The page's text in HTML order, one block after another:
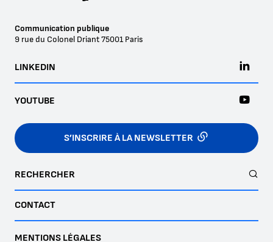
Communication publique
9 rue du Colonel Driant75001 Paris
S’INSCRIRE À LA NEWSLETTER
LINKEDIN
YOUTUBE
RECHERCHER
CONTACT
MENTIONS LÉGALES